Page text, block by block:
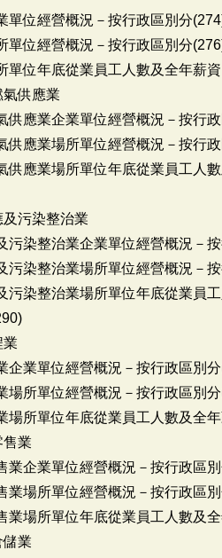
單位經營概況－按行政區別分
單位經營概況－按行政區別分
單位年底從業員工人數及全年薪
供應業
供應業企業單位經營概況－按行
供應業場所單位經營概況－按行
供應業場所單位年底從業員工人
及污染整治業
污染整治業企業單位經營概況－
污染整治業場所單位經營概況－
污染整治業場所單位年底從業員
業
企業單位經營概況－按行政區別
場所單位經營概況－按行政區別
場所單位年底從業員工人數及全
售業
業企業單位經營概況－按行政區
業場所單位經營概況－按行政區
業場所單位年底從業員工人數及
儲業